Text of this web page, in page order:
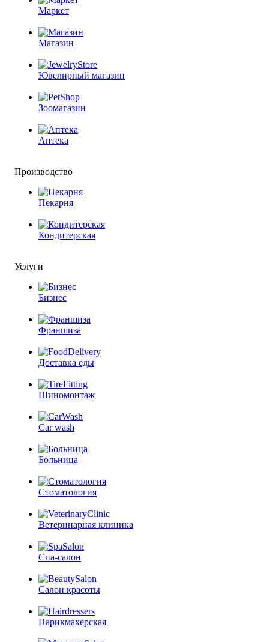
Маркет
Магазин
Ювелирный магазин
Зоомагазин
Аптека
Производство
Пекарня
Кондитерская
Услуги
Бизнес
Франшиза
Доставка еды
Шиномонтаж
Car wash
Больница
Стоматология
Ветеринарная клиника
Спа-салон
Салон красоты
Парикмахерская